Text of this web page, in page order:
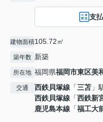
支
建物面積105.72㎡
築年数 新築
所在地 福岡県福岡市東区美
交通 西鉄貝塚線 「三苫 」
西鉄貝塚線 「西鉄新
鹿児島本線 「福工大